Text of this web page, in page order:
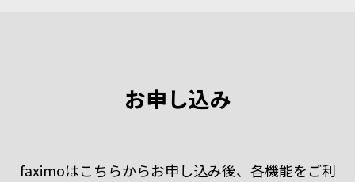
お申し込み
faximoはこちらからお申し込み後、各機能をご利